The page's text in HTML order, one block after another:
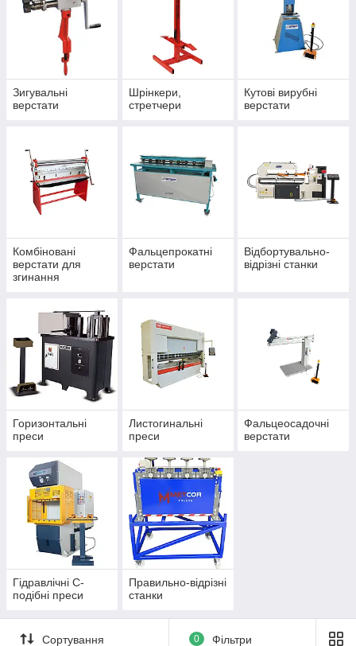
Зигувальні
верстати
Шрінкери,
стретчери
Кутові вирубні
верстати
Комбіновані
верстати для
згинання
Фальцепрокатні
верстати
Відбортувально-
відрізні станки
Горизонтальні
преси
Листогинальні
преси
Фальцеосадочні
верстати
Гідравлічні С-
подібні преси
Правильно-відрізні
станки
Сортування 0 Фільтри